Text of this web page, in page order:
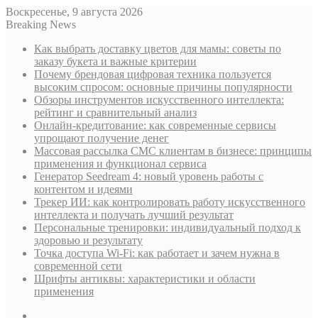
Воскресенье, 9 августа 2026
Breaking News
Как выбрать доставку цветов для мамы: советы по
заказу букета и важные критерии
Почему брендовая цифровая техника пользуется
высоким спросом: основные причины популярности
Обзоры инструментов искусственного интеллекта:
рейтинг и сравнительный анализ
Онлайн-кредитование: как современные сервисы
упрощают получение денег
Массовая рассылка СМС клиентам в бизнесе: принципы
применения и функционал сервиса
Генератор Seedream 4: новый уровень работы с
контентом и идеями
Трекер ИИ: как контролировать работу искусственного
интеллекта и получать лучший результат
Персональные тренировки: индивидуальный подход к
здоровью и результату
Точка доступа Wi-Fi: как работает и зачем нужна в
современной сети
Шрифты антиквы: характеристики и области
применения